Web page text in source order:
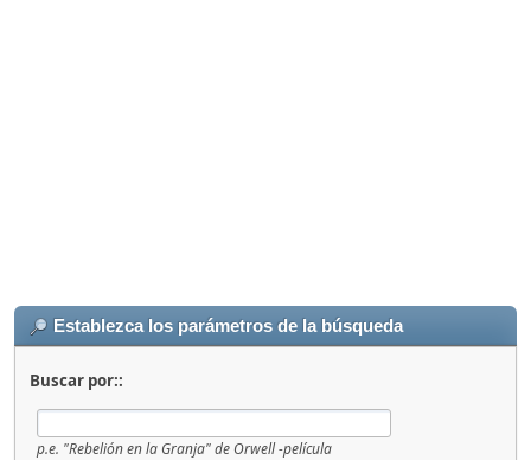
Establezca los parámetros de la búsqueda
Buscar por::
p.e. "Rebelión en la Granja" de Orwell -película